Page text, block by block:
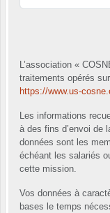
L’association «
traitements opérés
https://www.us-
Les informations
à des fins d’envoi de
données sont les
échéant les salariés
cette mission.
Vos données à
bases le temps